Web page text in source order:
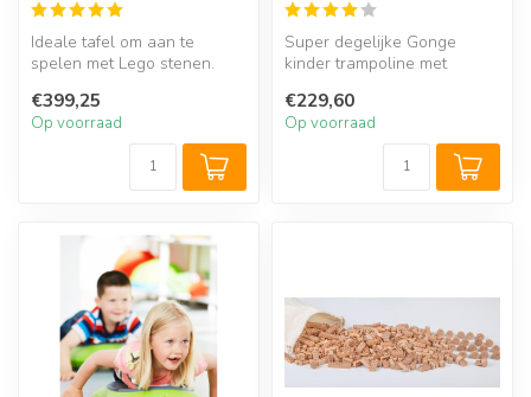
Ideale tafel om aan te
spelen met Lego stenen.
afmetingen ...
€399,25
Op voorraad
Super degelijke Gonge
kinder trampoline met
voor peu...
€229,60
Op voorraad